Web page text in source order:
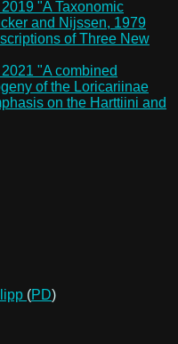
"A Taxonomic
and Nijssen, 1979
of Three New
"A combined
of the Loricariinae
on the Harttiini and
(PD)